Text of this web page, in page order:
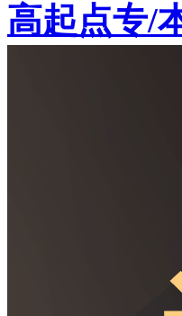
高起点专/